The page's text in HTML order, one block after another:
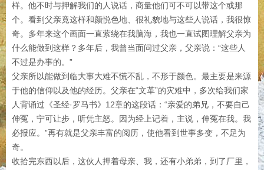
样。他不时与押解我们的人说话，商量他们可不可以带这个或那
个。看到父亲竟这样和颜悦色地、很礼貌地与这些人说话，我很惊
奇。多年来这个画面一直萦绕在我脑海，我也一直试图理解父亲为
什么能做到这样？多年后，我曾当面问过父亲，父亲说：“这些人
不过是办事的。”
父亲所以能做到临大事大难不慌不乱，不形于颜色。最主要是来源
于他的信仰以及他的经历。父亲在“文革”的灾难中，多次给我们家
人背诵过《圣经·罗马书》12章的这段话：“亲爱的弟兄，不要自己
伸冤，宁可让步，听凭主怒。因为经上记着，主说，伸冤在我。我
必报应。”再有就是父亲丰富的阅历，使他看到世事多变，不足为
奇。
收拾完东西以后，这伙人押着母亲、我，还有小弟弟，到了厂里，